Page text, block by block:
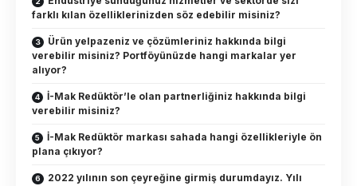
farklı kılan özelliklerinizden söz edebilir misiniz?
Ürün yelpazeniz ve çözümleriniz hakkında bilgi
verebilir misiniz? Portföyünüzde hangi markalar yer
alıyor?
İ-Mak Redüktör’le olan partnerliğiniz hakkında bilgi
verebilir misiniz?
İ-Mak Redüktör markası sahada hangi özellikleriyle ön
plana çıkıyor?
2022 yılının son çeyreğine girmiş durumdayız. Yılı